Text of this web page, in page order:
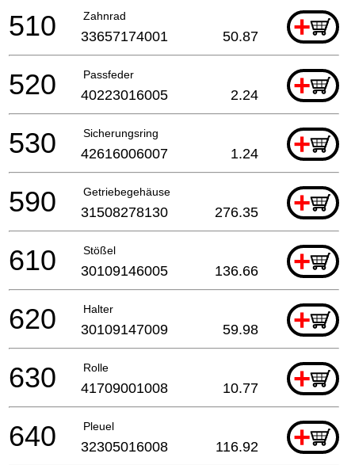
Zahnrad +
510 33657174001 50.87
Passfeder +
520 40223016005 2.24
Sicherungsring +
530 42616006007 1.24
Getriebegehäuse +
590 31508278130 276.35
Stößel +
610 30109146005 136.66
Halter +
620 30109147009 59.98
Rolle +
630 41709001008 10.77
Pleuel +
640 32305016008 116.92